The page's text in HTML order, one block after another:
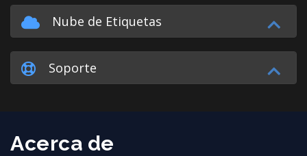
Nube de Etiquetas
Soporte
Acerca de